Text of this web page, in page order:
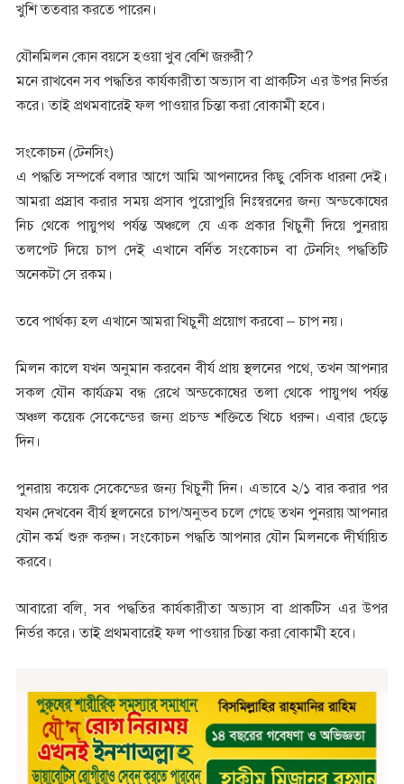
খুশি ততবার করতে পারেন।
যৌনমিলন কোন বয়সে হওয়া খুব বেশি জরুরী?
মনে রাখবেন সব পদ্ধতির কার্যকারীতা অভ্যাস বা প্রাকটিস এর উপর নির্ভর
করে। তাই প্রথমবারেই ফল পাওয়ার চিন্তা করা বোকামী হবে।
সংকোচন (টেনসিং)
এ পদ্ধতি সম্পর্কে বলার আগে আমি আপনাদের কিছু বেসিক ধারনা দেই।
আমরা প্রস্রাব করার সময় প্রসাব পুরোপুরি নিঃস্বরনের জন্য অন্ডকোষের
নিচ থেকে পায়ুপথ পর্যন্ত অঞ্চলে যে এক প্রকার খিচুনী দিয়ে পুনরায়
তলপেট দিয়ে চাপ দেই এখানে বর্নিত সংকোচন বা টেনসিং পদ্ধতিটি
অনেকটা সে রকম।
তবে পার্থক্য হল এখানে আমরা খিচুনী প্রয়োগ করবো – চাপ নয়।
মিলন কালে যখন অনুমান করবেন বীর্য প্রায় স্থলনের পথে, তখন আপনার
সকল যৌন কার্যক্রম বন্ধ রেখে অন্ডকোষের তলা থেকে পায়ুপথ পর্যন্ত
অঞ্চল কয়েক সেকেন্ডের জন্য প্রচন্ড শক্তিতে খিচে ধরুন। এবার ছেড়ে
দিন।
পুনরায় কয়েক সেকেন্ডের জন্য খিচুনী দিন। এভাবে ২/১ বার করার পর
যখন দেখবেন বীর্য স্থলনেরে চাপ/অনুভব চলে গেছে তখন পুনরায় আপনার
যৌন কর্ম শুরু করুন। সংকোচন পদ্ধতি আপনার যৌন মিলনকে দীর্ঘায়িত
করবে।
আবারো বলি, সব পদ্ধতির কার্যকারীতা অভ্যাস বা প্রাকটিস এর উপর
নির্ভর করে। তাই প্রথমবারেই ফল পাওয়ার চিন্তা করা বোকামী হবে।